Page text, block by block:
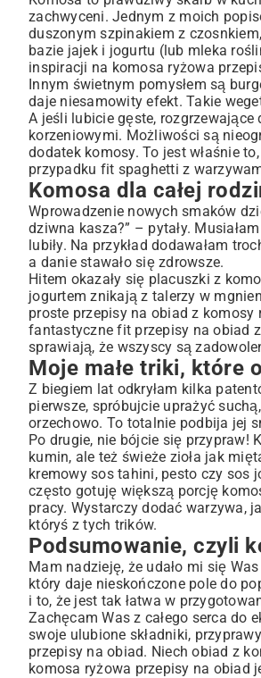
zachwyceni. Jednym z moich
duszonym szpinakiem z
bazie jajek i jogurtu (lub mleka
inspiracji na komosa ryżowa
Innym świetnym pomysłem są
daje niesamowity efekt. Takie
A jeśli lubicie gęste,
korzeniowymi. Możliwości są
dodatek komosy. To jest właśnie
przypadku fit spaghetti z
Komosa dla całej
Wprowadzenie nowych smaków
dziwna kasza?” – pytały.
lubiły. Na przykład dodawałam
a danie stawało się zdrowsze.
Hitem okazały się placuszki z
jogurtem znikają z talerzy w
proste przepisy na obiad z
fantastyczne fit przepisy na obiad
sprawiają, że wszyscy są
Moje małe triki, które
Z biegiem lat odkryłam kilka
pierwsze, spróbujcie uprażyć
orzechowo. To totalnie podbija jej
Po drugie, nie bójcie się przypraw!
kumin, ale też świeże zioła jak
kremowy sos tahini, pesto czy sos
często gotuję większą porcję
pracy. Wystarczy dodać warzywa,
któryś z tych trików.
Podsumowanie, czyli
Mam nadzieję, że udało mi się
który daje nieskończone pole do
i to, że jest tak łatwa w
Zachęcam Was z całego serca do
swoje ulubione składniki,
przepisy na obiad. Niech obiad z
komosa ryżowa przepisy na obiad